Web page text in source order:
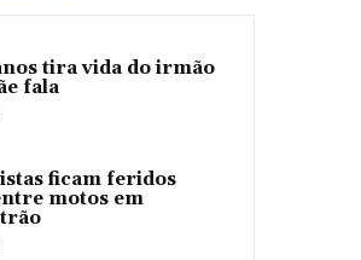
tira vida do irmão
fala
ficam feridos
motos em